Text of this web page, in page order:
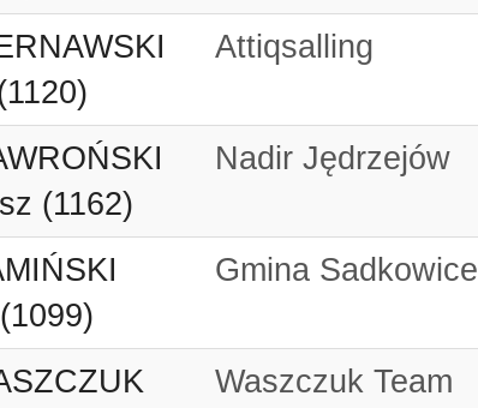
Attiqsalling
(1162)
Nadir Jędrzejów
Gmina Sadkowice
Waszczuk Team